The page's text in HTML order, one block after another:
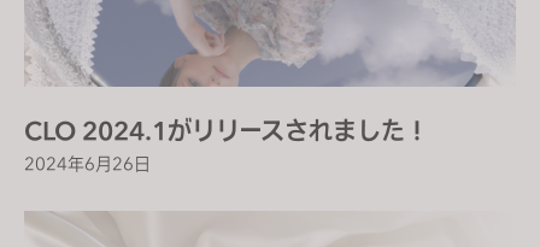
CLO 2024.1がリリースされました！
2024年6月26日